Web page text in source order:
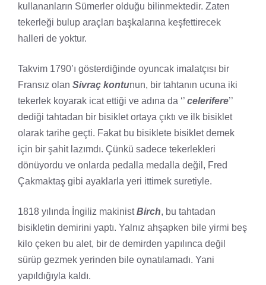
kullananların Sümerler olduğu bilinmektedir. Zaten
tekerleği bulup araçları başkalarına keşfettirecek
halleri de yoktur.
Takvim 1790’ı gösterdiğinde oyuncak imalatçısı bir
Fransız olan Sivraç kontunun, bir tahtanın ucuna iki
tekerlek koyarak icat ettiği ve adına da ‘’ celerifere’’
dediği tahtadan bir bisiklet ortaya çıktı ve ilk bisiklet
olarak tarihe geçti. Fakat bu bisiklete bisiklet demek
için bir şahit lazımdı. Çünkü sadece tekerlekleri
dönüyordu ve onlarda pedalla medalla değil, Fred
Çakmaktaş gibi ayaklarla yeri ittimek suretiyle.
1818 yılında İngiliz makinistBirch, bu tahtadan
bisikletin demirini yaptı. Yalnız ahşapken bile yirmi beş
kilo çeken bu alet, bir de demirden yapılınca değil
sürüp gezmek yerinden bile oynatılamadı. Yani
yapıldığıyla kaldı.